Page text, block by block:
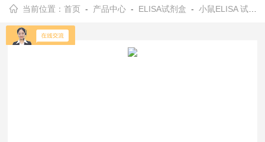
当前位置：首页 - 产品中心 - ELISA试剂盒 -小鼠ELISA 试剂盒